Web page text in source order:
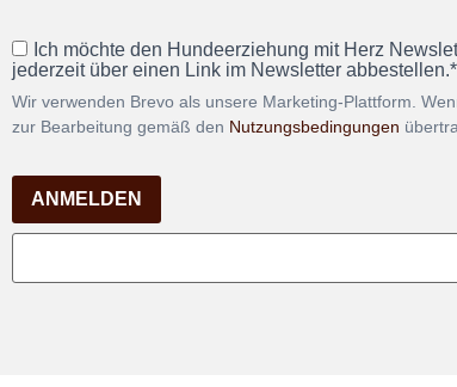
Ich möchte den Hundeerziehung mit Herz
jederzeit über einen Link im Newsletter abbestellen.*
Wir verwenden Brevo als unsere Marketing-Plattform.
zur Bearbeitung gemäß den Nutzungsbedingungen
ANMELDEN